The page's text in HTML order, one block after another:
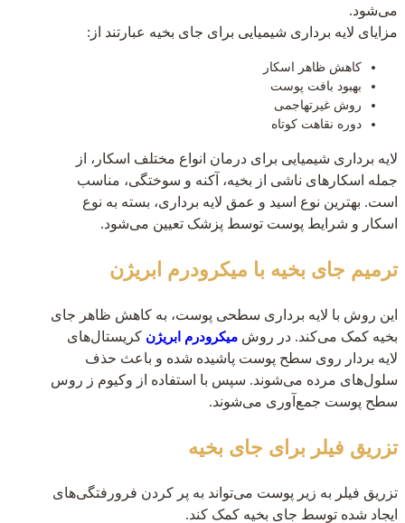
می‌شود.
مزایای لایه برداری شیمیایی برای جای بخیه عبارتند از:
کاهش ظاهر اسکار
بهبود بافت پوست
روش غیرتهاجمی
دوره نقاهت کوتاه
لایه برداری شیمیایی برای درمان انواع مختلف اسکار، از
جمله اسکارهای ناشی از بخیه، آکنه و سوختگی، مناسب
است. بهترین نوع اسید و عمق لایه برداری، بسته به نوع
اسکار و شرایط پوست توسط پزشک تعیین می‌شود.
ترمیم جای بخیه با میکرودرم ابریژن
این روش با لایه برداری سطحی پوست، به کاهش ظاهر جای
بخیه کمک می‌کند. در روش میکرودرم ابریژن کریستال‌های
لایه بردار روی سطح پوست پاشیده شده و باعث حذف
سلول‌های مرده می‌شوند. سپس با استفاده از وکیوم ز روس
سطح پوست جمع‌آوری می‌شوند.
تزریق فیلر برای جای بخیه
تزریق فیلر به زیر پوست می‌تواند به پر کردن فرورفتگی‌های
ایجاد شده توسط جای بخیه کمک کند.